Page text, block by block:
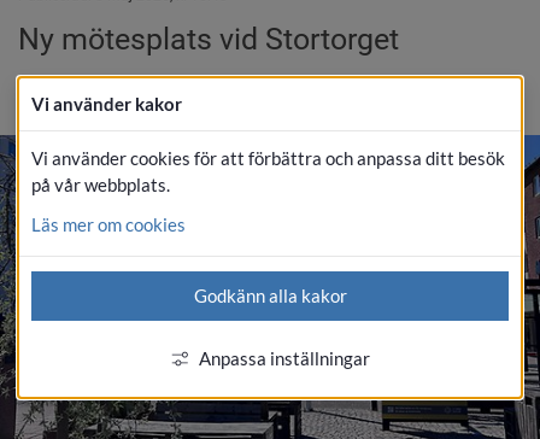
Ny mötesplats vid Stortorget
Vi använder kakor
Vi använder cookies för att förbättra och anpassa ditt besök
på vår webbplats.
Läs mer om cookies
Godkänn alla kakor
Anpassa inställningar